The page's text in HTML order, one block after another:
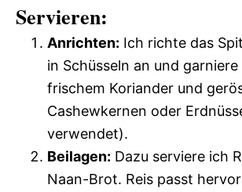
Servieren:
Anrichten: Ich richte das
in Schüsseln an und garniere
frischem Koriander und
Cashewkernen oder
verwendet).
Beilagen: Dazu serviere ich
Naan-Brot. Reis passt